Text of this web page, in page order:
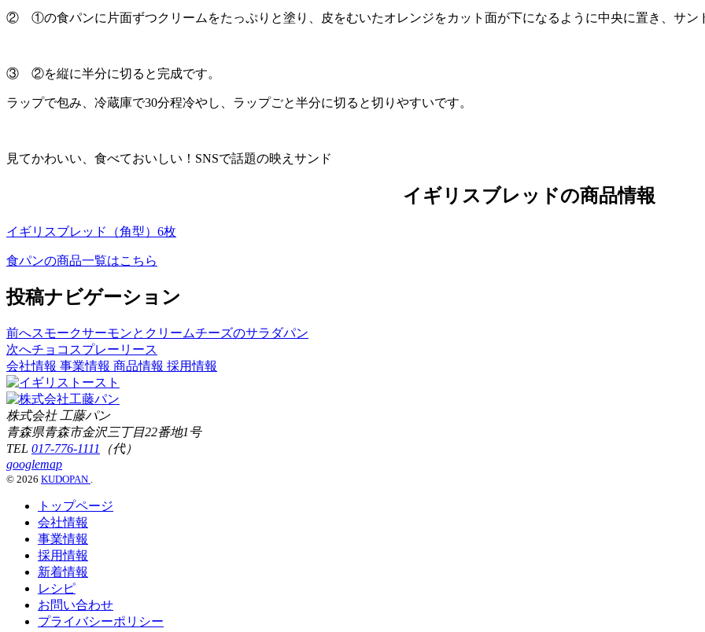
② ①の食パンに片面ずつクリームをたっぷりと塗り、皮をむいたオレンジをカット面が下になるように中央に置き、サン
③ ②を縦に半分に切ると完成です。
ラップで包み、冷蔵庫で30分程冷やし、ラップごと半分に切ると切りやすいです。
見てかわいい、食べておいしい！SNSで話題の映えサンド
イギリスブレッドの商品情報
イギリスブレッド（角型）6枚
食パンの商品一覧はこちら
投稿ナビゲーション
前へスモークサーモンとクリームチーズのサラダパン
次へチョコスプレーリース
会社情報 事業情報 商品情報 採用情報
株式会社 工藤パン
青森県青森市金沢三丁目22番地1号
TEL 017-776-1111
（代）
googlemap
© 2026 KUDOPAN .
トップページ
会社情報
事業情報
採用情報
新着情報
レシピ
お問い合わせ
プライバシーポリシー